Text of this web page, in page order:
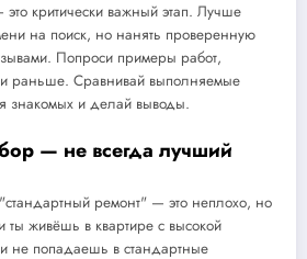
критически важный этап. Лучше
на поиск, но нанять проверенную
Попроси примеры работ,
раньше. Сравнивай выполняемые
знакомых и делай выводы.
— не всегда лучший
ремонт" — это неплохо, но
ты живёшь в квартире с высокой
не попадаешь в стандартные